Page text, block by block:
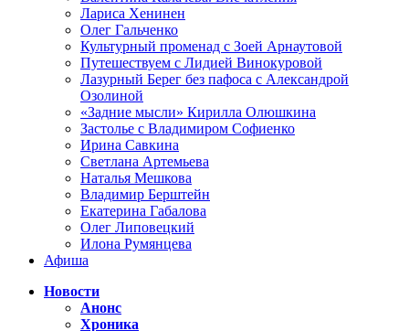
Лариса Хенинен
Олег Гальченко
Культурный променад с Зоей Арнаутовой
Путешествуем с Лидией Винокуровой
Лазурный Берег без пафоса с Александрой
Озолиной
«Задние мысли» Кирилла Олюшкина
Застолье с Владимиром Софиенко
Ирина Савкина
Светлана Артемьева
Наталья Мешкова
Владимир Берштейн
Екатерина Габалова
Олег Липовецкий
Илона Румянцева
Афиша
Новости
Анонс
Хроника